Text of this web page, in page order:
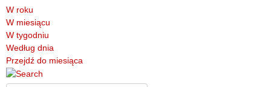
W roku
W miesiącu
W tygodniu
Według dnia
Przejdź do miesiąca